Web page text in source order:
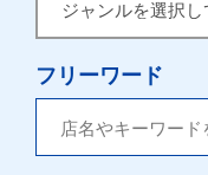
フリーワード